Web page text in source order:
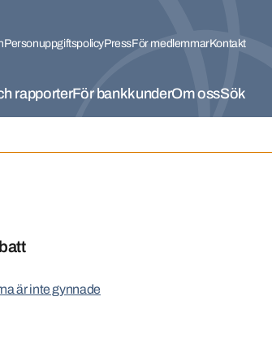
PersonuppgiftspolicyPressFör medlemmarKontakt
rapporterFör bankkunderOm ossSök
är inte gynnade